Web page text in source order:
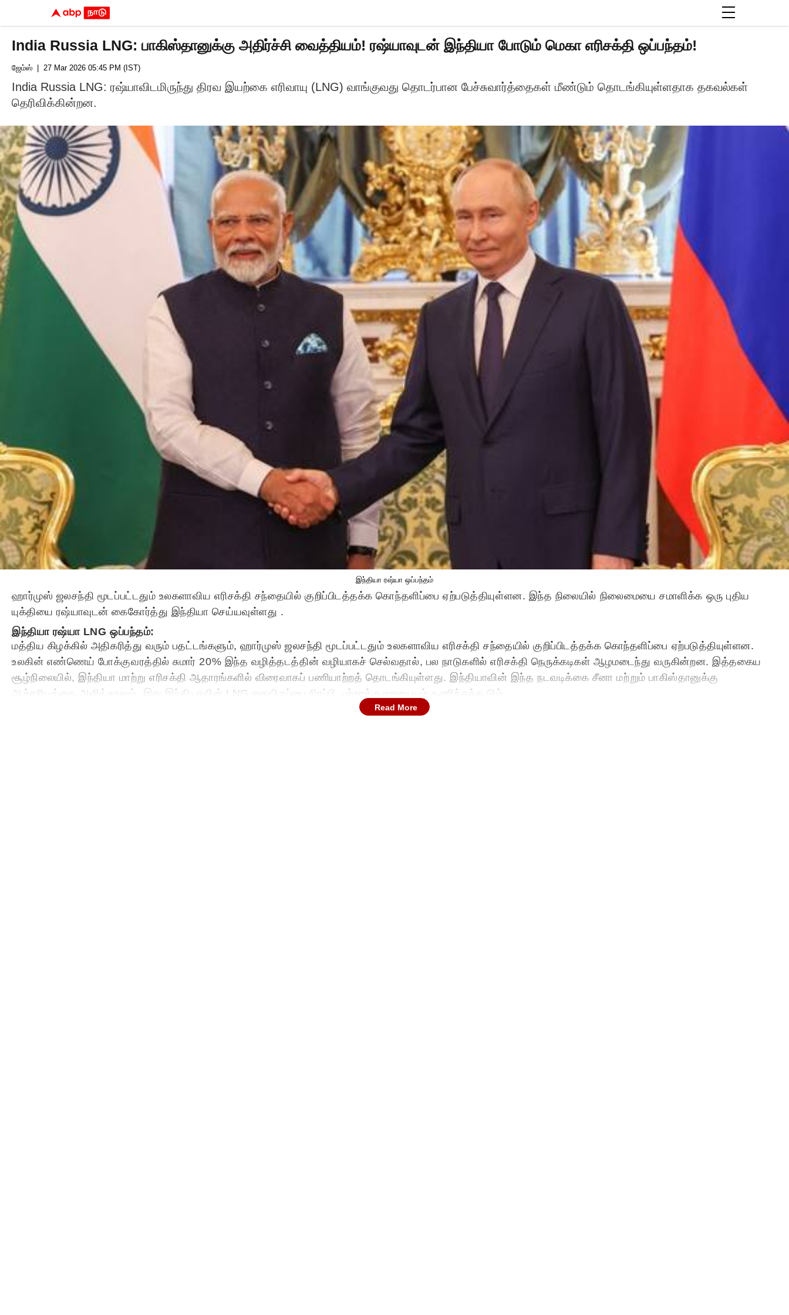
India Russia LNG: பாகிஸ்தானுக்கு அதிர்ச்சி வைத்தியம்! ரஷ்யாவுடன் இந்தியா போடும் மெகா எரிசக்தி ஒப்பந்தம்!
ஜேம்ஸ் | 27 Mar 2026 05:45 PM (IST)
India Russia LNG: ரஷ்யாவிடமிருந்து திரவ இயற்கை எரிவாயு (LNG) வாங்குவது தொடர்பான பேச்சுவார்த்தைகள் மீண்டும் தொடங்கியுள்ளதாக தகவல்கள்
தெரிவிக்கின்றன.
இந்தியா ரஷ்யா ஒப்பந்தம்
ஹார்முஸ் ஜலசந்தி மூடப்பட்டதும் உலகளாவிய எரிசக்தி சந்தையில் குறிப்பிடத்தக்க கொந்தளிப்பை ஏற்படுத்தியுள்ளன. இந்த நிலையில் நிலைமையை சமாளிக்க ஒரு புதிய
யுக்தியை ரஷ்யாவுடன் கைகோர்த்து இந்தியா செய்யவுள்ளது .
இந்தியா ரஷ்யா LNG ஒப்பந்தம்:
மத்திய கிழக்கில் அதிகரித்து வரும் பதட்டங்களும், ஹார்முஸ் ஜலசந்தி மூடப்பட்டதும் உலகளாவிய எரிசக்தி சந்தையில் குறிப்பிடத்தக்க கொந்தளிப்பை ஏற்படுத்தியுள்ளன.
உலகின் எண்ணெய் போக்குவரத்தில் சுமார் 20% இந்த வழித்தடத்தின் வழியாகச் செல்வதால், பல நாடுகளில் எரிசக்தி நெருக்கடிகள் ஆழமடைந்து வருகின்றன. இத்தகைய
சூழ்நிலையில், இந்தியா மாற்று எரிசக்தி ஆதாரங்களில் விரைவாகப் பணியாற்றத் தொடங்கியுள்ளது. இந்தியாவின் இந்த நடவடிக்கை சீனா மற்றும் பாகிஸ்தானுக்கு
ஆச்சரியத்தை அளித்தாலும், இது இந்தியாவின் LNG கையிருப்பை நிரப்பி, பற்றாக்குறையையும் தணிக்கக்கூடும்.
Read More